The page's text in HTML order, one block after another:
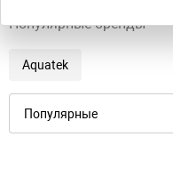
Популярные бренды
Aquatek